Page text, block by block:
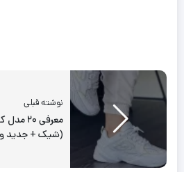
نوشته قبلی
معرفی
(شیک + جدید